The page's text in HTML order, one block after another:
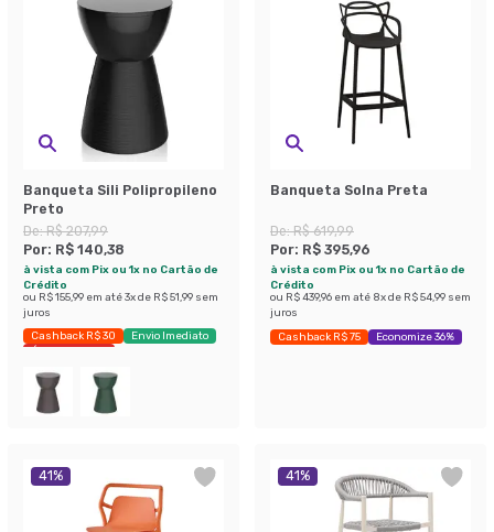
Banqueta Sili Polipropileno
Preto
De:R$ 207,99
Por: R$ 140,38
à vista com Pix ou 1x no Cartão de
Crédito
ou R$ 155,99 em até3x de R$ 51,99 sem
juros
Cashback R$ 30
Envio Imediato
Últimas peças
Banqueta Solna Preta
De:R$ 619,99
Por: R$ 395,96
à vista com Pix ou 1x no Cartão de
Crédito
ou R$ 439,96 em até 8x de R$ 54,99 sem
juros
Cashback R$ 75 Economize 36%
41% 41%